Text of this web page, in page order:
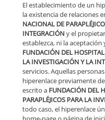
El establecimiento de un
la existencia de relaciones
NACIONAL DE
INTEGRACIÓN y el
establezca, ni la
FUNDACIÓN DEL
LA INVESTIGACIÓN Y LA
servicios. Aquellas
hiperenlace previamente
escrito a FUNDACIÓN DEL
PARAPLÉJICOS PARA LA
todo caso, el hiperenlace